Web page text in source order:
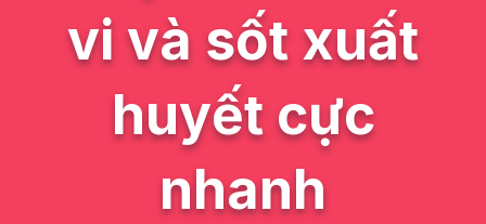
vi và sốt xuất
huyết cực
nhanh